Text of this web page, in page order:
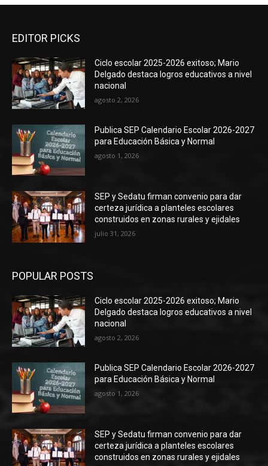
EDITOR PICKS
Ciclo escolar 2025-2026 exitoso; Mario
Delgado destaca logros educativos a nivel
nacional
agosto 2, 2026
Publica SEP Calendario Escolar 2026-2027
para Educación Básica y Normal
agosto 1, 2026
SEP y Sedatu firman convenio para dar
certeza jurídica a planteles escolares
construidos en zonas rurales y ejidales
julio 31, 2026
POPULAR POSTS
Ciclo escolar 2025-2026 exitoso; Mario
Delgado destaca logros educativos a nivel
nacional
agosto 2, 2026
Publica SEP Calendario Escolar 2026-2027
para Educación Básica y Normal
agosto 1, 2026
SEP y Sedatu firman convenio para dar
certeza jurídica a planteles escolares
construidos en zonas rurales y ejidales